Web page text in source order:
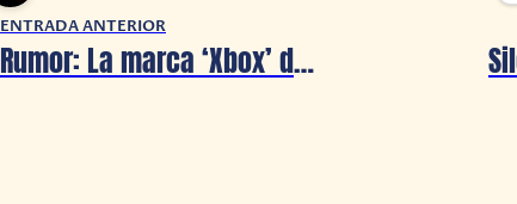
ENTRADA ANTERIOR
Rumor: La marca ‘Xbox’ desaparecera por completo